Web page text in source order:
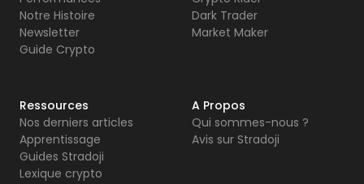
Notre Histoire
Newsletter
Guide Crypto
Dark Trader
Market Maker
Ressources
Nos derniers articles
Apprentissage
Guides Stradoji
Lexique crypto
A Propos
Qui sommes-nous ?
Avis sur Stradoji